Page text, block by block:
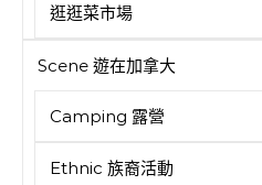
逛逛菜市場
Scene 遊在加拿大
Camping 露營
Ethnic 族裔活動